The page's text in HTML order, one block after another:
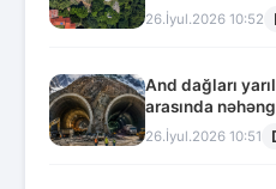
26.İyul.2026 10:52
And dağları
arasında
26.İyul.2026 10:51